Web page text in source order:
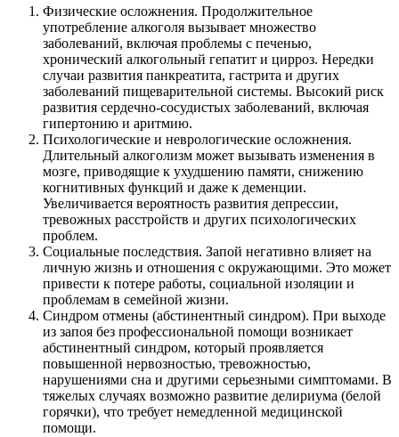
Физические осложнения. Продолжительное
употребление алкоголя вызывает множество
заболеваний, включая проблемы с печенью,
хронический алкогольный гепатит и цирроз. Нередки
случаи развития панкреатита, гастрита и других
заболеваний пищеварительной системы. Высокий риск
развития сердечно-сосудистых заболеваний, включая
гипертонию и аритмию.
Психологические и неврологические осложнения.
Длительный алкоголизм может вызывать изменения в
мозге, приводящие к ухудшению памяти, снижению
когнитивных функций и даже к деменции.
Увеличивается вероятность развития депрессии,
тревожных расстройств и других психологических
проблем.
Социальные последствия. Запой негативно влияет на
личную жизнь и отношения с окружающими. Это может
привести к потере работы, социальной изоляции и
проблемам в семейной жизни.
Синдром отмены (абстинентный синдром). При выходе
из запоя без профессиональной помощи возникает
абстинентный синдром, который проявляется
повышенной нервозностью, тревожностью,
нарушениями сна и другими серьезными симптомами. В
тяжелых случаях возможно развитие делириума (белой
горячки), что требует немедленной медицинской
помощи.